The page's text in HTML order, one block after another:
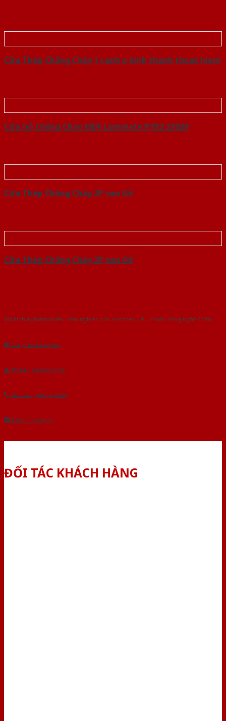
Cửa Thép Chống Cháy 1 canh o kinh thanh thoat hiem
Cửa Gỗ Chống Cháy MDF Laminate P1R2 23029
Cửa Thép Chống Cháy 2P van Gỗ
Cửa Thép Chống Cháy 2P van Gỗ
Với kinh nghiệm nhiêu năm nghiên cứu cửa theo tiêu chuẩn công nghệ Châu
Âu.Chúng tôi tự tin là nhà sản xuất & cung cấp hàng đầu tại Việt Nam!
Gửi yêu cầu tư vấn
Tải báo giá tổng hợp
Yêu cầu gọi lại (3 phút)
Dành cho đại lý
ĐỐI TÁC KHÁCH HÀNG